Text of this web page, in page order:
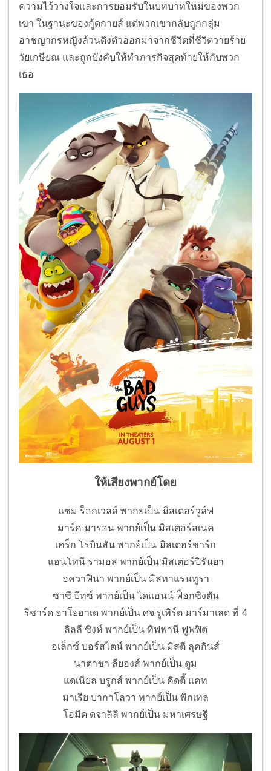
ความไว้วางใจและการยอมรับในบทบาทใหม่ของพวก
เขา ในฐานะของกู้ดกายส์​ แต่พวกเขากลับถูกกลุ่ม
อาชญากรหญิงล้วนดึงตัวออกมาจากชีวิตที่ชีวิตวายร้าย
วัยเกษียณ และถูกบังคับให้ทำภารกิจสุดท้ายให้กับพวก
เธอ
ให้เสียงพากย์โดย
แซม ร็อกเวลล์ พากยเป็น มิสเตอร์วูล์ฟ
มาร์ค มารอน พากย์เป็น มิสเตอร์สเนค
เคร็ก โรบินสัน พากย์เป็น มิสเตอร์ชาร์ก
แอนโทนี รามอส พากย์เป็น มิสเตอร์ปิรันยา
อควาฟินา พากย์เป็น มิสทาแรนทูรา
ซาซี บีทซ์ พากย์เป็น ไดแอนน์ ฟ็อกซิงตัน
ริชาร์ด อาโยอาเด พากย์เป็น ศจ.รูเพิร์ต มาร์มาเลด ที่ 4
ลิลลี ซิงห์ พากย์เป็น ทิฟฟานี ฟูฟฟิต
อเล็กซ์ บอร์สไตน์ พากย์เป็น มิสตี ลุคกินส์
นาตาชา ลียองส์ พากย์เป็น ดูม
แดเนียล บรูกส์ พากย์เป็น คิดตี้ แคท
มาเรีย บากาโลวา พากย์เป็น พิกเทล
โอมิด ดจาลิลิ พากย์เป็น มหาเศรษฐี